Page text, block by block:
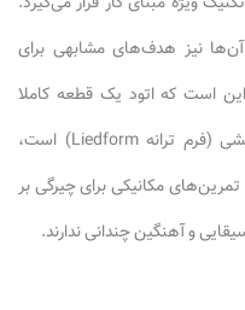
نیز هدف‌های مشابهی برای
است که اتود یک قطعه کاملا
آهنگسازی شده و معمولا به فرم سه بخشی (فرم ترانه Liedform) است،
مکانیکی برای چیرگی بر
و آهنگین چندانی ندارند.